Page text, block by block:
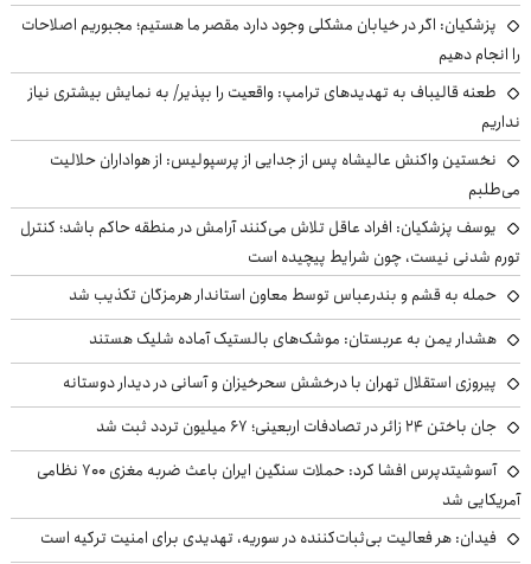
پزشکیان: اگر در خیابان مشکلی وجود دارد مقصر ما هستیم؛ مجبوریم اصلاحات
را انجام دهیم
طعنه قالیباف به تهدیدهای ترامپ: واقعیت را بپذیر/ به نمایش بیشتری نیاز
نداریم
نخستین واکنش عالیشاه پس از جدایی از پرسپولیس: از هواداران حلالیت
می‌طلبم
یوسف پزشکیان: افراد عاقل تلاش می‌کنند آرامش در منطقه حاکم باشد؛ کنترل
تورم شدنی نیست، چون شرایط پیچیده است
حمله به قشم و بندرعباس توسط معاون استاندار هرمزگان تکذیب شد
هشدار یمن به عربستان: موشک‌های بالستیک آماده شلیک هستند
پیروزی استقلال تهران با درخشش سحرخیزان و آسانی در دیدار دوستانه
جان باختن ۲۴ زائر در تصادفات اربعینی؛ ۶۷ میلیون تردد ثبت شد
آسوشیتدپرس افشا کرد: حملات سنگین ایران باعث ضربه مغزی ۷۰۰ نظامی
آمریکایی شد
فیدان: هر فعالیت بی‌ثبات‌کننده در سوریه، تهدیدی برای امنیت ترکیه است